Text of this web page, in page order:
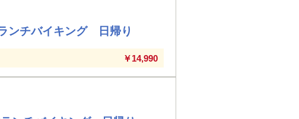
ンチバイキング 日帰り
￥14,990